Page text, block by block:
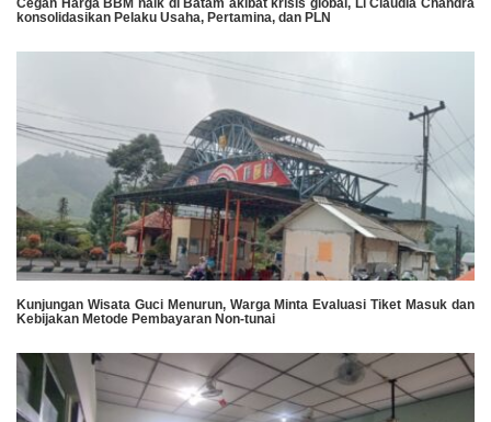
Cegah Harga BBM naik di Batam akibat krisis global, Li Claudia Chandra
konsolidasikan Pelaku Usaha, Pertamina, dan PLN
Kunjungan Wisata Guci Menurun, Warga Minta Evaluasi Tiket Masuk dan
Kebijakan Metode Pembayaran Non-tunai